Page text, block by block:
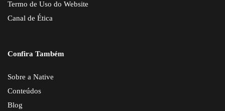
Termo de Uso do Website
Canal de Ética
Confira Também
Sobre a Native
Conteúdos
Blog